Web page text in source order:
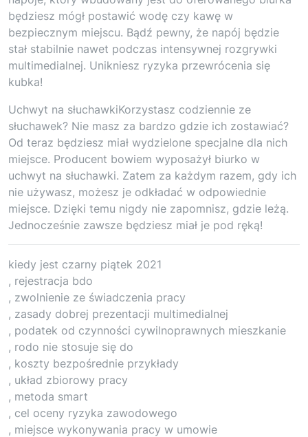
będziesz mógł postawić wodę czy kawę w
bezpiecznym miejscu. Bądź pewny, że napój będzie
stał stabilnie nawet podczas intensywnej rozgrywki
multimedialnej. Unikniesz ryzyka przewrócenia się
kubka!
Uchwyt na słuchawkiKorzystasz codziennie ze
słuchawek? Nie masz za bardzo gdzie ich zostawiać?
Od teraz będziesz miał wydzielone specjalne dla nich
miejsce. Producent bowiem wyposażył biurko w
uchwyt na słuchawki. Zatem za każdym razem, gdy ich
nie używasz, możesz je odkładać w odpowiednie
miejsce. Dzięki temu nigdy nie zapomnisz, gdzie leżą.
Jednocześnie zawsze będziesz miał je pod ręką!
kiedy jest czarny piątek 2021
, rejestracja bdo
, zwolnienie ze świadczenia pracy
, zasady dobrej prezentacji multimedialnej
, podatek od czynności cywilnoprawnych mieszkanie
, rodo nie stosuje się do
, koszty bezpośrednie przykłady
, układ zbiorowy pracy
, metoda smart
, cel oceny ryzyka zawodowego
, miejsce wykonywania pracy w umowie